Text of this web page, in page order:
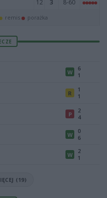
12 3 8-60
remis porażka
W
6
1
R
1
1
P
2
4
W
0
6
W
2
1
(19)